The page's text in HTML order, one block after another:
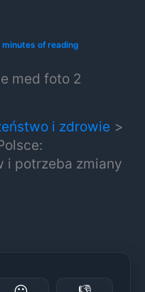
minutes of reading
i zdrowie
i potrzeba zmiany